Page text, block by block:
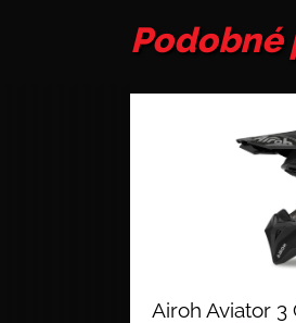
Airoh Aviator 3